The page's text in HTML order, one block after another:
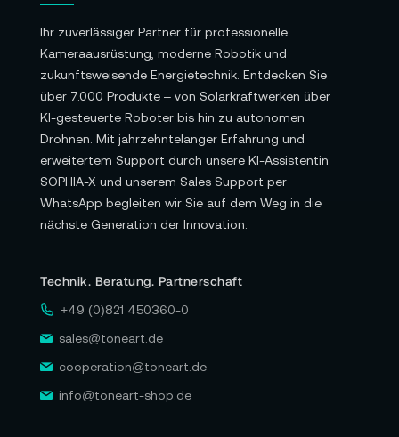
Ihr zuverlässiger Partner für professionelle
Kameraausrüstung, moderne Robotik und
zukunftsweisende Energietechnik. Entdecken Sie
über 7.000 Produkte – von Solarkraftwerken über
KI-gesteuerte Roboter bis hin zu autonomen
Drohnen. Mit jahrzehntelanger Erfahrung und
erweitertem Support durch unsere KI-Assistentin
SOPHIA-X und unserem Sales Support per
WhatsApp begleiten wir Sie auf dem Weg in die
nächste Generation der Innovation.
Technik. Beratung. Partnerschaft
+49 (0)821 450360-0
sales@toneart.de
cooperation@toneart.de
info@toneart-shop.de